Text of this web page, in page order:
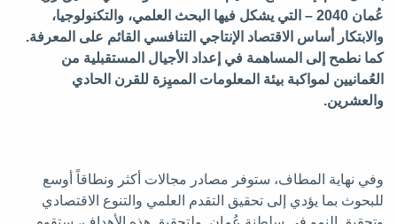
عُمان 2040
– التي يشكل فيها البحث العلمي، والتكنولوجيا،
والابتكار أساس الاقتصاد الإنتاجي التنافسي القائم على المعرفة.
كما نطمح إلى المساهمة في إعداد الأجيال المستقبلية من
العُمانيين لمواكبة بيئة المعلومات المميِزة للقرن الحادي
والعشرين.
وفي نهاية المطاف، ستوفر مصادر مجالات أكثر ونطاقاً أوسع
للبحوث بما يؤدي إلى تحقيق التقدم العلمي والتنوع الاقتصادي